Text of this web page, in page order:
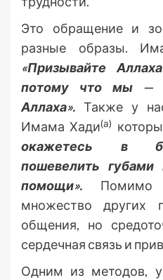
Это обращение и
разные образы.
«Призывайте
потому что мы —
Аллаха». Также у
Имама Хади(а)
окажетесь в
пошевелить
помощи». Помимо
множество других
общения, но
сердечная связь и
Одним из методов,